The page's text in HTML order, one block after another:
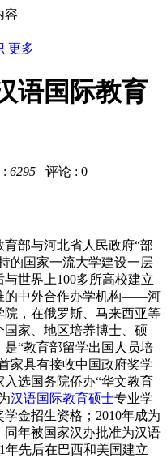
容
更多
语国际教育
6295 评论 : 0
育部与河北省人民政府“部
的国家一流大学建设一层
世界上100多所高校建立
的中外合作办学机构——河
，在俄罗斯、马来西亚等
国家、地区培养博士、硕
“教育部留学出国人员培
家具有接收中国政府奖学
选国务院侨办“华文教育
汉语国际教育硕士专业学
金招生资格；2010年成为
年被国家汉办批准为汉语
年先后在巴西和美国建立